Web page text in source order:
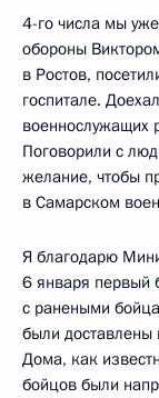
4-го числа мы
обороны
в Ростов,
госпитале.
военнослужащих
Поговорили с
желание, чтобы
в Самарском
Я благодарю
6 января первый
с ранеными
были
Дома, как
бойцов были